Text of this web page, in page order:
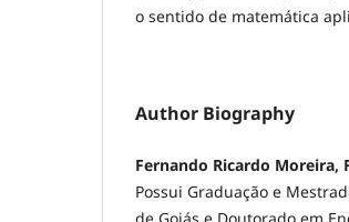
o sentido de matemática
Author Biography
Fernando Ricardo Moreira,
Possui Graduação e